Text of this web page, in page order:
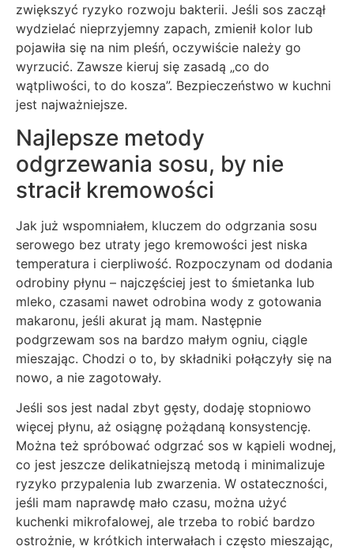
zwiększyć ryzyko rozwoju bakterii. Jeśli sos zaczął
wydzielać nieprzyjemny zapach, zmienił kolor lub
pojawiła się na nim pleśń, oczywiście należy go
wyrzucić. Zawsze kieruj się zasadą „co do
wątpliwości, to do kosza”. Bezpieczeństwo w kuchni
jest najważniejsze.
Najlepsze metody
odgrzewania sosu, by nie
stracił kremowości
Jak już wspomniałem, kluczem do odgrzania sosu
serowego bez utraty jego kremowości jest niska
temperatura i cierpliwość. Rozpoczynam od dodania
odrobiny płynu – najczęściej jest to śmietanka lub
mleko, czasami nawet odrobina wody z gotowania
makaronu, jeśli akurat ją mam. Następnie
podgrzewam sos na bardzo małym ogniu, ciągle
mieszając. Chodzi o to, by składniki połączyły się na
nowo, a nie zagotowały.
Jeśli sos jest nadal zbyt gęsty, dodaję stopniowo
więcej płynu, aż osiągnę pożądaną konsystencję.
Można też spróbować odgrzać sos w kąpieli wodnej,
co jest jeszcze delikatniejszą metodą i minimalizuje
ryzyko przypalenia lub zwarzenia. W ostateczności,
jeśli mam naprawdę mało czasu, można użyć
kuchenki mikrofalowej, ale trzeba to robić bardzo
ostrożnie, w krótkich interwałach i często mieszając,